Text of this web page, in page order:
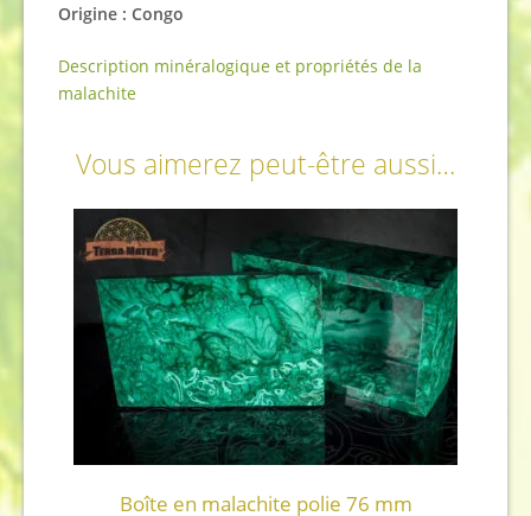
Origine : Congo
Description minéralogique et propriétés de la
malachite
Vous aimerez peut-être aussi…
Boîte en malachite polie 76 mm